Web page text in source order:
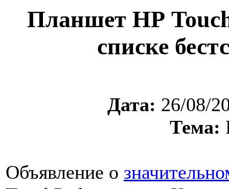
Планшет НР
списке
Дата: 26/08/
Тема:
Объявление о